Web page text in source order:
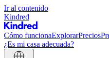
Ir al contenido
Kindred
Cómo funcionaExplorarPrecios
¿Es mi casa adecuada?